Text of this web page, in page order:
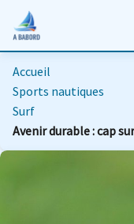
Accueil
Sports nautiques
Surf
Avenir durable : cap